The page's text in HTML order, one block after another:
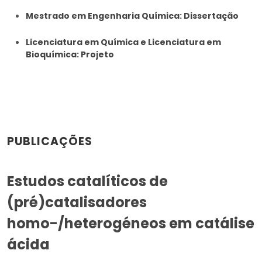
Mestrado em Engenharia Química: Dissertação
Licenciatura em Química e Licenciatura em
Bioquímica: Projeto
PUBLICAÇÕES
Estudos catalíticos de
(pré)catalisadores
homo-/heterogéneos em catálise
ácida